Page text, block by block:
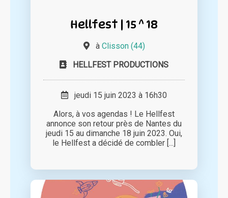
Hellfest | 15 ^ 18
à Clisson (44)
HELLFEST PRODUCTIONS
jeudi 15 juin 2023 à 16h30
Alors, à vos agendas ! Le Hellfest
annonce son retour près de Nantes du
jeudi 15 au dimanche 18 juin 2023. Oui,
le Hellfest a décidé de combler [...]